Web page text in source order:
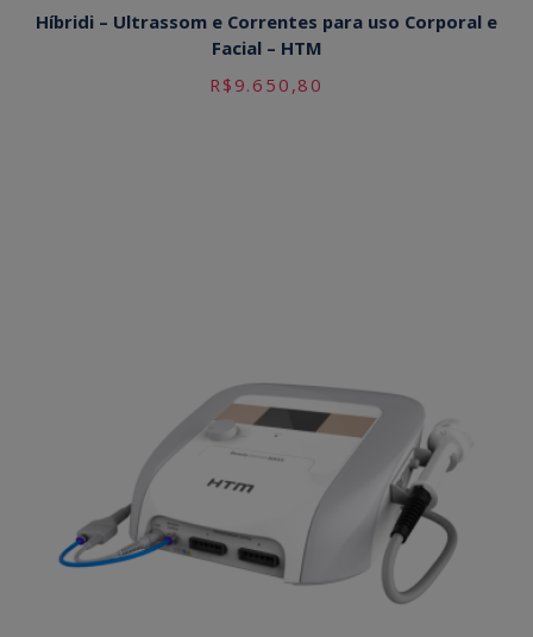
Híbridi – Ultrassom e Correntes para uso Corporal e
Facial – HTM
R$ 9.650,80